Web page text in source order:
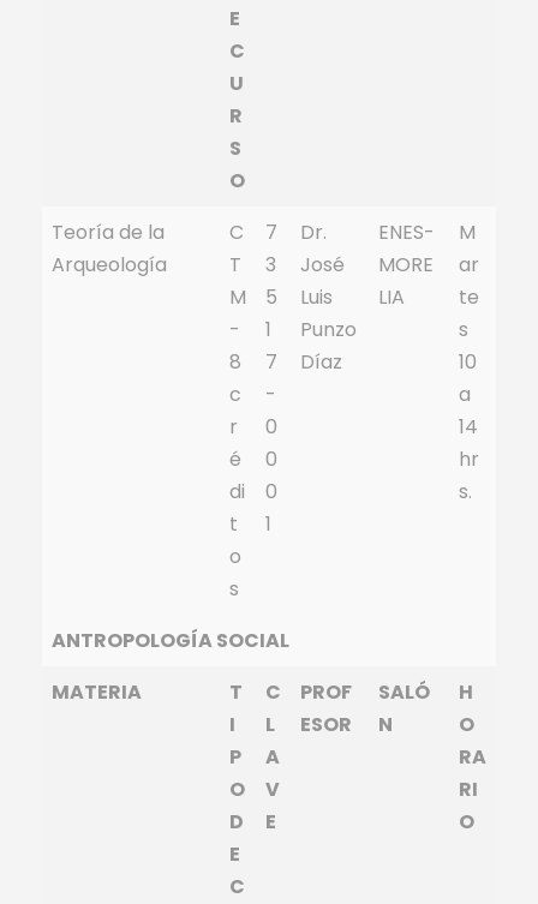
E
C
U
R
S
O
Teoría de la
Arqueología
C
T
M
-
8
c
r
é
di
t
o
s
7
3
5
1
7
-
0
0
0
1
Dr.
José
Luis
Punzo
Díaz
ENES-
MORE
LIA
M
ar
te
s
10
a
14
hr
s.
ANTROPOLOGÍA SOCIAL
MATERIA
T
I
P
O
D
E
C
C
L
A
V
E
PROF
ESOR
SALÓ
N
H
O
RA
RI
O